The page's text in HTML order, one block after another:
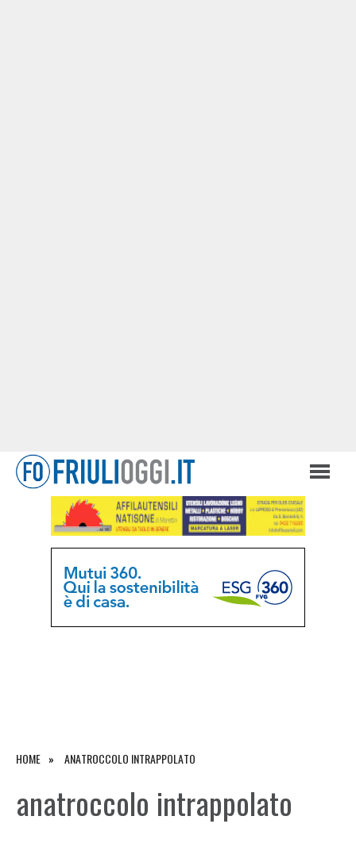
HOME ANATROCCOLO INTRAPPOLATO
anatroccolo intrappolato